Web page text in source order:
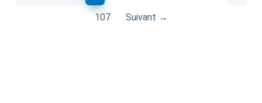
107 Suivant →